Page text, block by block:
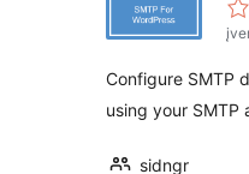
Configure SMTP
using your SMTP
sidngr